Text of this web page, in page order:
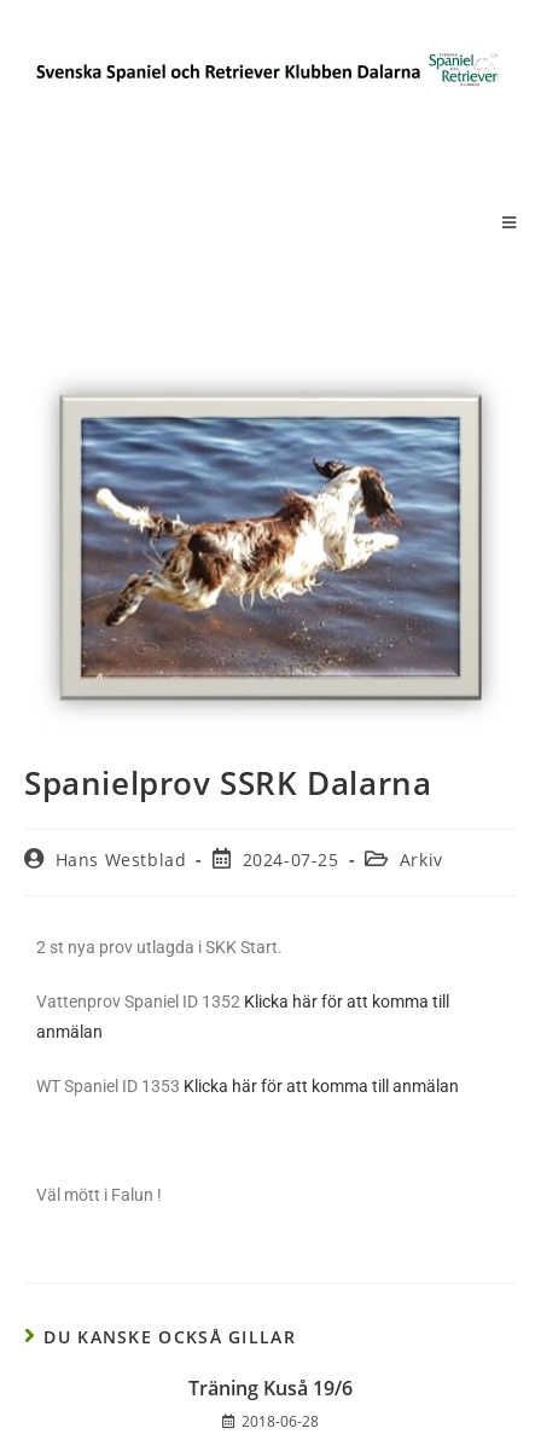
Spanielprov SSRK Dalarna
Hans Westblad 2024-07-25 Arkiv
2 st nya prov utlagda i SKK Start.
Vattenprov Spaniel ID 1352 Klicka här för att komma till
anmälan
WT Spaniel ID 1353 Klicka här för att komma till anmälan
Väl mött i Falun !
DU KANSKE OCKSÅ GILLAR
Träning Kuså 19/6
2018-06-28